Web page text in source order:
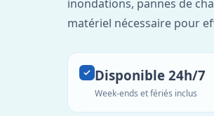
inondations, pannes de
matériel nécessaire pour
Disponible 24h/7
Week-ends et fériés inclus